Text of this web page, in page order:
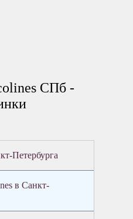
СПб -
Петербурга
в Санкт-